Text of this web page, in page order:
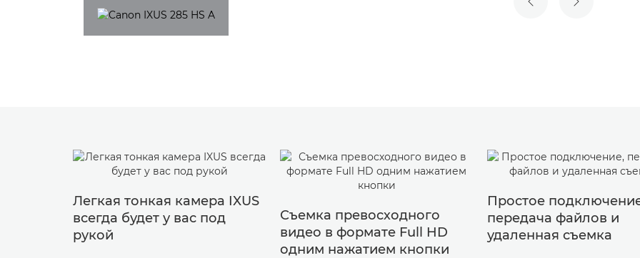
ПРЕДЫДУЩИЙ
Легкая тонкая камера IXUS
всегда будет у вас под
рукой
Съемка превосходного
видео в формате Full HD
одним нажатием кнопки
Простое
передача файлов и
удаленная съемка